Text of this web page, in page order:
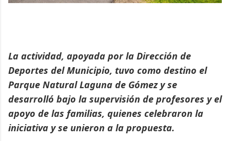
La actividad, apoyada por la Dirección de
Deportes del Municipio, tuvo como destino el
Parque Natural Laguna de Gómez y se
desarrolló bajo la supervisión de profesores y el
apoyo de las familias, quienes celebraron la
iniciativa y se unieron a la propuesta.